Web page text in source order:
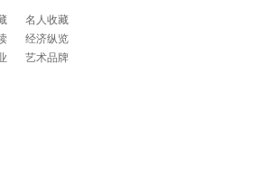
名人收藏
经济纵览
艺术品牌